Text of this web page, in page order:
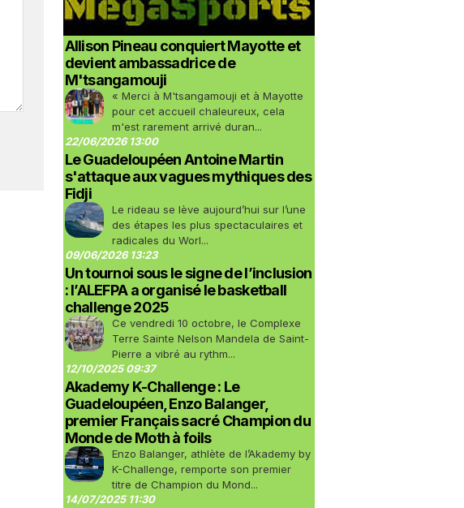
Allison Pineau conquiert Mayotte et
devient ambassadrice de
M'tsangamouji
« Merci à M'tsangamouji et à Mayotte
pour cet accueil chaleureux, cela
m'est rarement arrivé duran...
22/06/2026 13:00
Le Guadeloupéen Antoine Martin
s'attaque aux vagues mythiques des
Fidji
Le rideau se lève aujourd’hui sur l’une
des étapes les plus spectaculaires et
radicales du Worl...
09/06/2026 13:23
Un tournoi sous le signe de l’inclusion
: l’ALEFPA a organisé le basketball
challenge 2025
Ce vendredi 10 octobre, le Complexe
Terre Sainte Nelson Mandela de Saint-
Pierre a vibré au rythm...
12/10/2025 09:37
Akademy K-Challenge : Le
Guadeloupéen, Enzo Balanger,
premier Français sacré Champion du
Monde de Moth à foils
Enzo Balanger, athlète de l’Akademy by
K-Challenge, remporte son premier
titre de Champion du Mond...
14/07/2025 11:30